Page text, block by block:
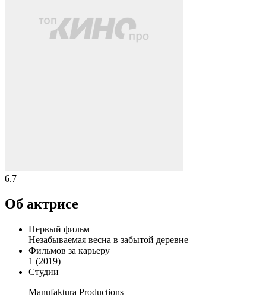
6.7
Об актрисе
Первый фильм
Незабываемая весна в забытой деревне
Фильмов за карьеру
1 (2019)
Студии
Manufaktura Productions